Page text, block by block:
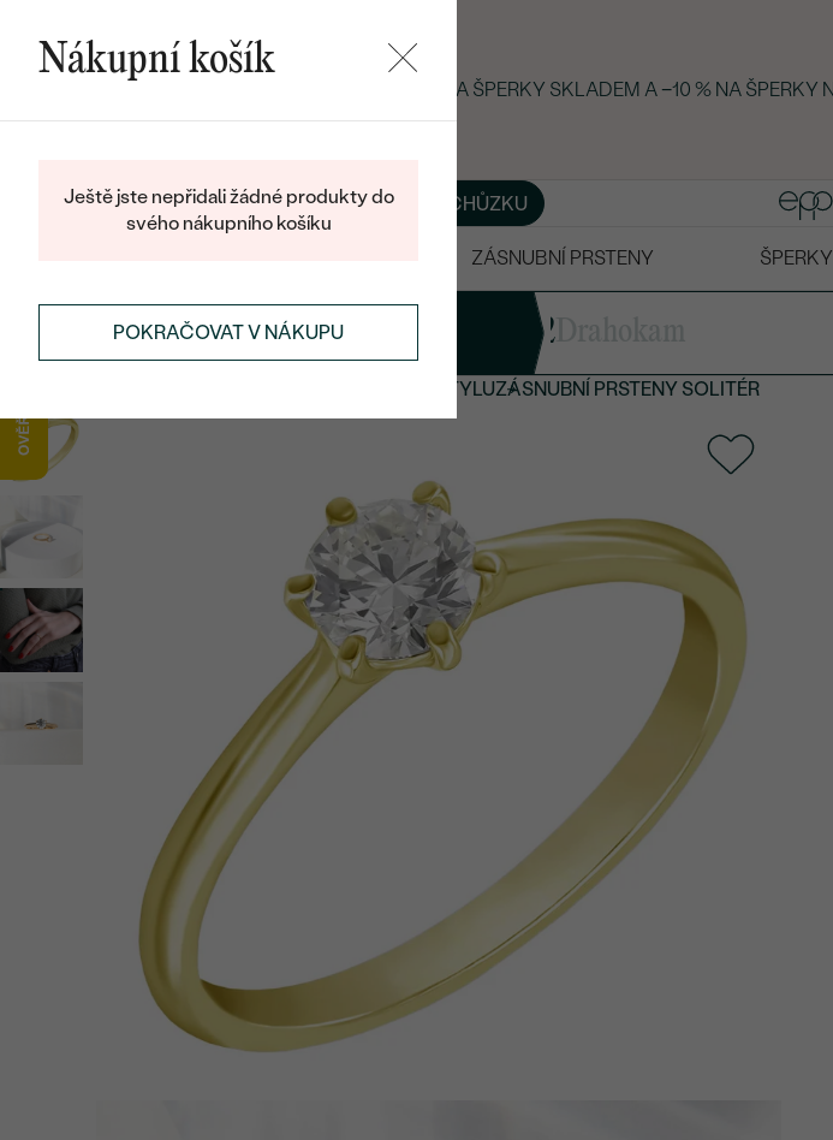
LETNÍ BLACK FRIDAY: −25 % NA ŠPERKY SKLADEM A −10 % NA
BLOGŠPERKY NA MÍRU DOMLUVIT SI SCHŮZKU
ZÁSNUBNÍ PRSTENY ŠPERKY
2
ZÁSNUBNÍ PRSTENY PODLE STYLUZÁSNUBNÍ PRSTENY SOLITÉR
Nákupní košík
Ještě jste nepřidali žádné produkty do
svého nákupního košíku
POKRAČOVAT V NÁKUPU